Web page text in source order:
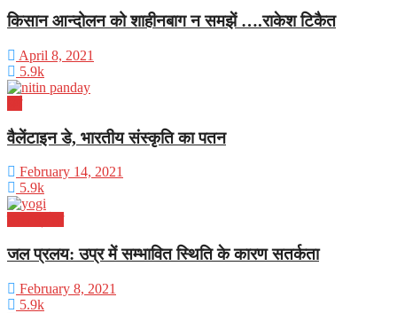
किसान आन्दोलन को शाहीनबाग न समझें ….राकेश टिकैत
April 8, 2021
5.9k
वैलेंटाइन डे, भारतीय संस्कृति का पतन
February 14, 2021
5.9k
जल प्रलय: उप्र में सम्भावित स्थिति के कारण सतर्कता
February 8, 2021
5.9k